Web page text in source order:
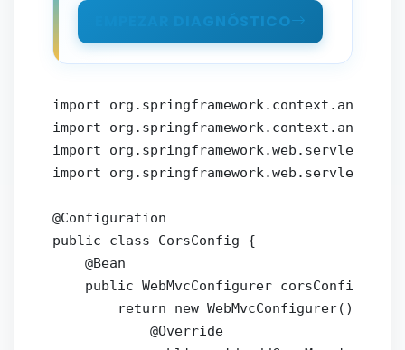
EMPEZAR DIAGNÓSTICO
import
import
import
import
@Configuration
public class CorsConfig {
    @Bean
public WebMvcConfigurer
        return new WebMvcConfigurer() {
            @Override